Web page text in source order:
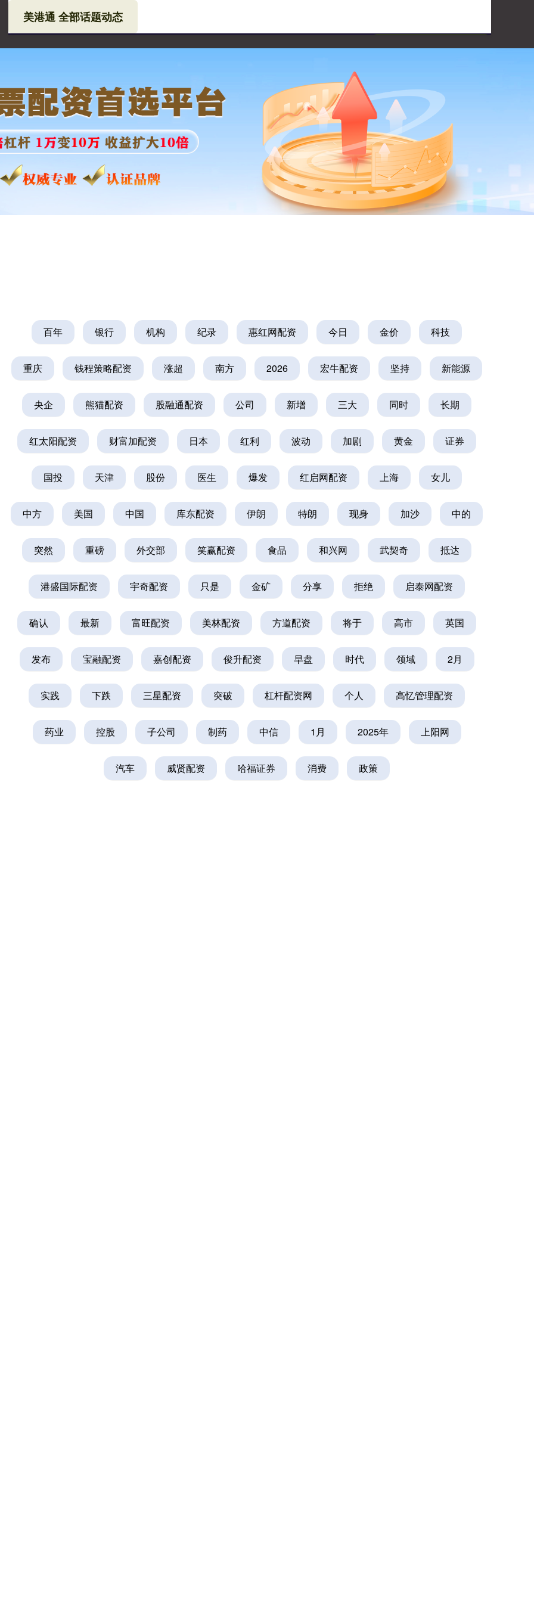
实盘配资公司 配资查询
美港通 全部话题动态
百年 银行 机构 纪录 惠红网配资 今日 金价 科技
重庆 钱程策略配资 涨超 南方 2026 宏牛配资 坚持 新能源
央企 熊猫配资 股融通配资 公司 新增 三大 同时 长期
红太阳配资 财富加配资 日本 红利 波动 加剧 黄金 证券
国投 天津 股份 医生 爆发 红启网配资 上海 女儿
中方 美国 中国 库东配资 伊朗 特朗 现身 加沙 中的
突然 重磅 外交部 笑赢配资 食品 和兴网 武契奇 抵达
港盛国际配资 宇奇配资 只是 金矿 分享 拒绝 启泰网配资
确认 最新 富旺配资 美林配资 方道配资 将于 高市 英国
发布 宝融配资 嘉创配资 俊升配资 早盘 时代 领域 2月
实践 下跌 三星配资 突破 杠杆配资网 个人 高忆管理配资
药业 控股 子公司 制药 中信 1月 2025年 上阳网
汽车 威贤配资 哈福证券 消费 政策